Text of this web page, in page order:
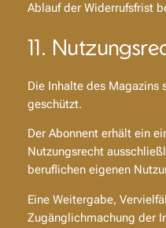
Ablauf der Widerrufsfrist
11.
Die Inhalte des Magazins
geschützt.
Der Abonnent erhält ein
Nutzungsrecht
beruflichen eigenen
Eine Weitergabe,
Zugänglichmachung der